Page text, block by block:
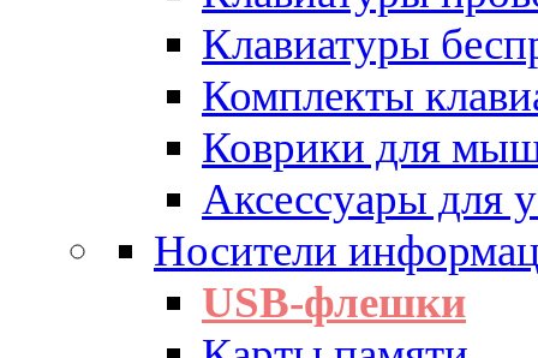
Клавиатуры
Комплекты
Коврики для
Аксессуары для
Носители
USB-флешки